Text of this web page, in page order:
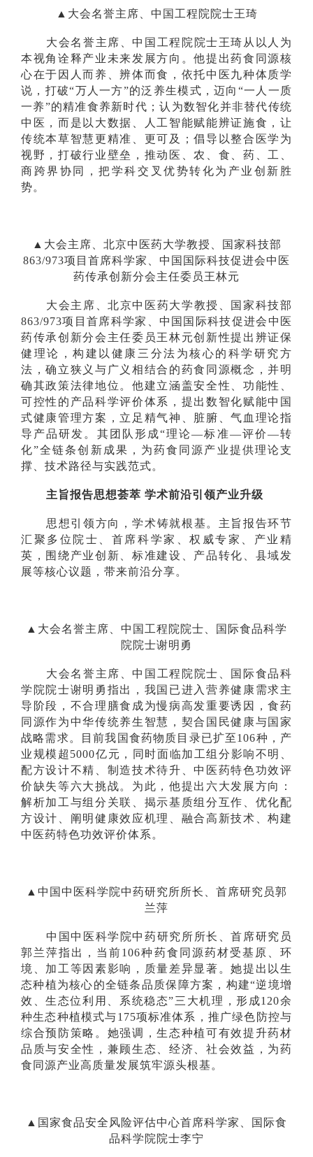
▲大会名誉主席、中国工程院院士王琦
大会名誉主席、中国工程院院士王琦从以人为
本视角诠释产业未来发展方向。他提出药食同源核
心在于因人而养、辨体而食，依托中医九种体质学
说，打破“万人一方”的泛养生模式，迈向“一人一质
一养”的精准食养新时代；认为数智化并非替代传统
中医，而是以大数据、人工智能赋能辨证施食，让
传统本草智慧更精准、更可及；倡导以整合医学为
视野，打破行业壁垒，推动医、农、食、药、工、
商跨界协同，把学科交叉优势转化为产业创新胜
势。
▲大会主席、北京中医药大学教授、国家科技部
863/973项目首席科学家、中国国际科技促进会中医
药传承创新分会主任委员王林元
大会主席、北京中医药大学教授、国家科技部
863/973项目首席科学家、中国国际科技促进会中医
药传承创新分会主任委员王林元创新性提出辨证保
健理论，构建以健康三分法为核心的科学研究方
法，确立狭义与广义相结合的药食同源概念，并明
确其政策法律地位。他建立涵盖安全性、功能性、
可控性的产品科学评价体系，提出数智化赋能中国
式健康管理方案，立足精气神、脏腑、气血理论指
导产品研发。其团队形成“理论—标准—评价—转
化”全链条创新成果，为药食同源产业提供理论支
撑、技术路径与实践范式。
主旨报告思想荟萃 学术前沿引领产业升级
思想引领方向，学术铸就根基。主旨报告环节
汇聚多位院士、首席科学家、权威专家、产业精
英，围绕产业创新、标准建设、产品转化、县域发
展等核心议题，带来前沿分享。
▲大会名誉主席、中国工程院院士、国际食品科学
院院士谢明勇
大会名誉主席、中国工程院院士、国际食品科
学院院士谢明勇指出，我国已进入营养健康需求主
导阶段，不合理膳食成为慢病高发重要诱因，食药
同源作为中华传统养生智慧，契合国民健康与国家
战略需求。目前我国食药物质目录已扩至106种，产
业规模超5000亿元，同时面临加工组分影响不明、
配方设计不精、制造技术待升、中医药特色功效评
价缺失等六大挑战。为此，他提出六大发展方向：
解析加工与组分关联、揭示基质组分互作、优化配
方设计、阐明健康效应机理、融合高新技术、构建
中医药特色功效评价体系。
▲中国中医科学院中药研究所所长、首席研究员郭
兰萍
中国中医科学院中药研究所所长、首席研究员
郭兰萍指出，当前106种药食同源药材受基原、环
境、加工等因素影响，质量差异显著。她提出以生
态种植为核心的全链条品质保障方案，构建“逆境增
效、生态位利用、系统稳态”三大机理，形成120余
种生态种植模式与175项标准体系，推广绿色防控与
综合预防策略。她强调，生态种植可有效提升药材
品质与安全性，兼顾生态、经济、社会效益，为药
食同源产业高质量发展筑牢源头根基。
▲国家食品安全风险评估中心首席科学家、国际食
品科学院院士李宁